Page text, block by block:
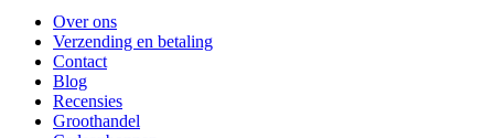
Over ons
Verzending en betaling
Contact
Blog
Recensies
Groothandel